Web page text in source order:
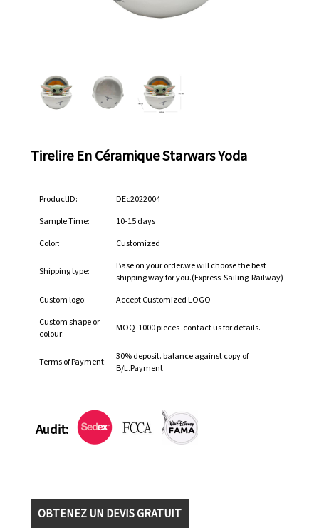
Tirelire En Céramique Starwars Yoda
ProductID:
DEc2022004
Sample Time:
10-15 days
Color:
Customized
Shipping type:
Base on your order.we will choose the best
shipping way for you.(Express-Sailing-Railway)
Custom logo:
Accept Customized LOGO
Custom shape or
colour:
MOQ-1000 pieces .contact us for details.
Terms of Payment:
30% deposit. balance against copy of
B/L.Payment
Audit:
OBTENEZ UN DEVIS GRATUIT